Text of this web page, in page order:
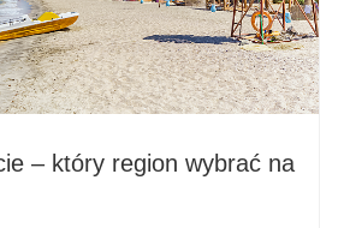
– który region wybrać na